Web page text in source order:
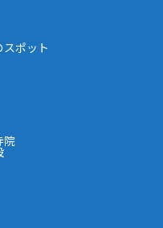
スポット
院